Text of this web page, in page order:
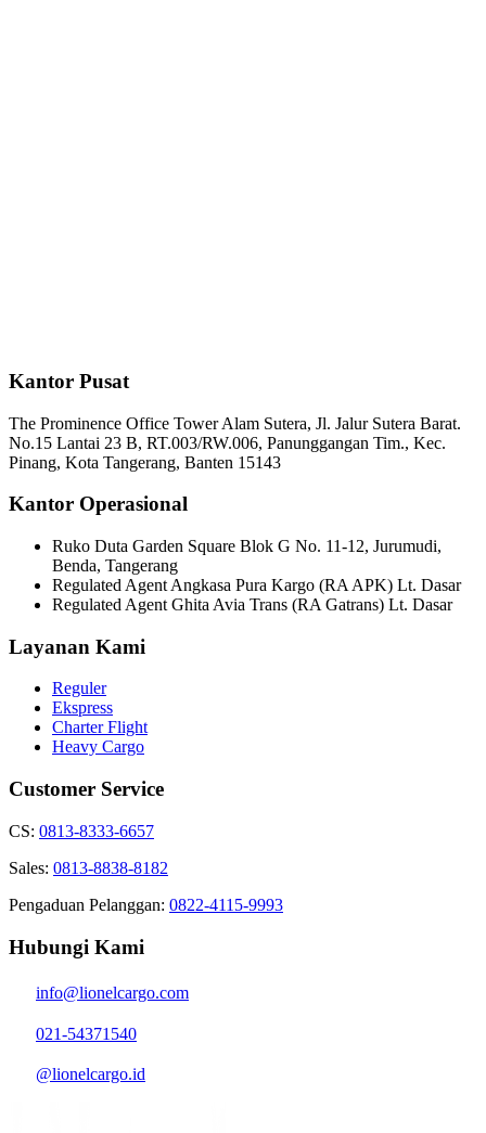
Kantor Pusat
The Prominence Office Tower Alam Sutera, Jl. Jalur Sutera Barat.
No.15 Lantai 23 B, RT.003/RW.006, Panunggangan Tim., Kec.
Pinang, Kota Tangerang, Banten 15143
Kantor Operasional
Ruko Duta Garden Square Blok G No. 11-12, Jurumudi,
Benda, Tangerang
Regulated Agent Angkasa Pura Kargo (RA APK) Lt. Dasar
Regulated Agent Ghita Avia Trans (RA Gatrans) Lt. Dasar
Layanan Kami
Reguler
Ekspress
Charter Flight
Heavy Cargo
Customer Service
CS: 0813-8333-6657
Sales: 0813-8838-8182
Pengaduan Pelanggan: 0822-4115-9993
Hubungi Kami
info@lionelcargo.com
021-54371540
@lionelcargo.id